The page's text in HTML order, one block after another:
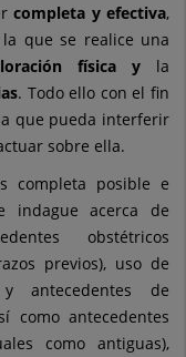
completa y efectiva,
la que se realice una
física y la
. Todo ello con el fin
que pueda interferir
sobre ella.
completa posible e
acerca de
obstétricos
previos), uso de
y antecedentes de
como antecedentes
como antiguas),